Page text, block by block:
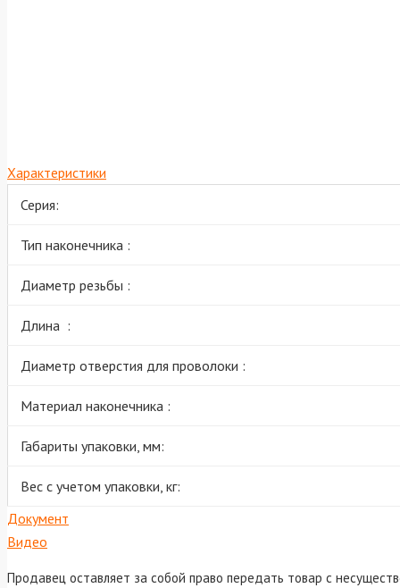
Характеристики
Серия:
Тип наконечника :
Диаметр резьбы :
Длина :
Диаметр отверстия для проволоки :
Материал наконечника :
Габариты упаковки, мм:
Вес с учетом упаковки, кг:
Документ
Видео
Продавец оставляет за собой право передать товар с